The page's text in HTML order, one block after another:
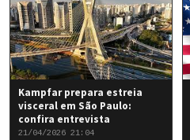
Kampfar prepara estreia
visceral em São Paulo:
confira entrevista
21/04/2026 21:04